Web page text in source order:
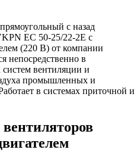
с назад
EС 50-25/22-2E с
(220 В) от компании
непосредственно в
вентиляции и
промышленных и
в системах приточной и